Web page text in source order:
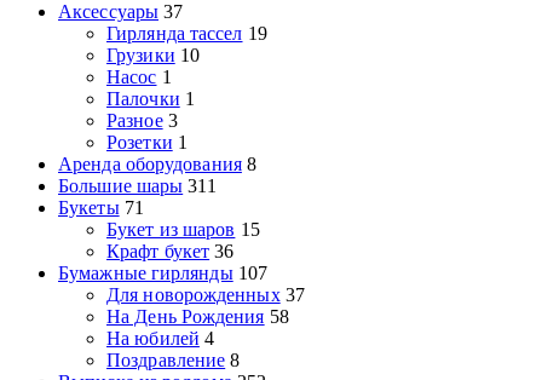
Аксессуары 37
Гирлянда тассел 19
Грузики 10
Насос 1
Палочки 1
Разное 3
Розетки 1
Аренда оборудования 8
Большие шары 311
Букеты 71
Букет из шаров 15
Крафт букет 36
Бумажные гирлянды 107
Для новорожденных 37
На День Рождения 58
На юбилей 4
Поздравление 8